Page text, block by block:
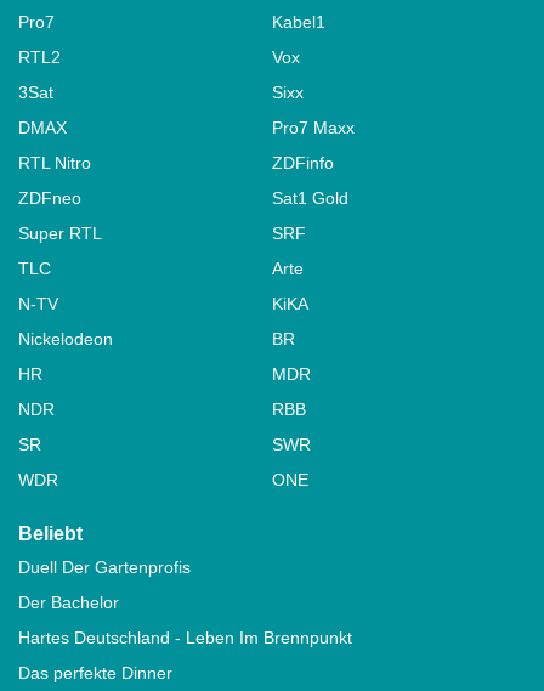
Pro7
Kabel1
RTL2
Vox
3Sat
Sixx
DMAX
Pro7 Maxx
RTL Nitro
ZDFinfo
ZDFneo
Sat1 Gold
Super RTL
SRF
TLC
Arte
N-TV
KiKA
Nickelodeon
BR
HR
MDR
NDR
RBB
SR
SWR
WDR
ONE
Beliebt
Duell Der Gartenprofis
Der Bachelor
Hartes Deutschland - Leben Im Brennpunkt
Das perfekte Dinner